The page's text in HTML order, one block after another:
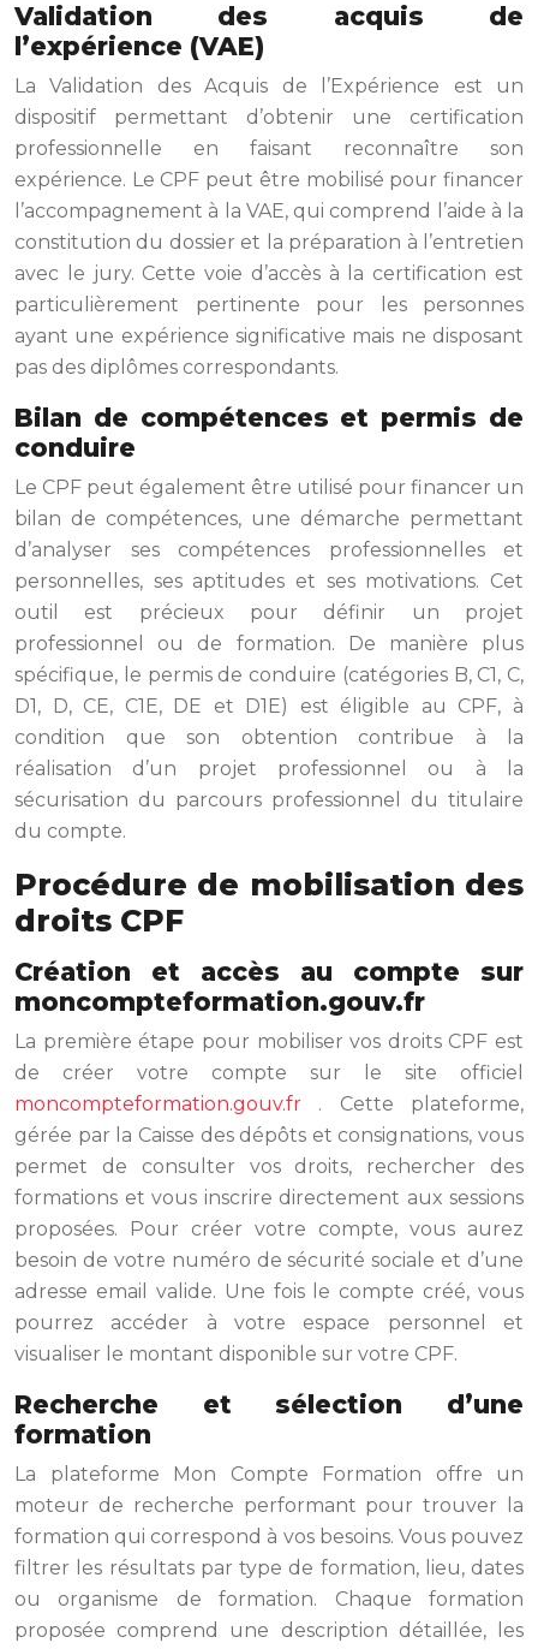
Validation des acquis de
l’expérience (VAE)
La Validation des Acquis de l’Expérience est un
dispositif permettant d’obtenir une certification
professionnelle en faisant reconnaître son
expérience. Le CPF peut être mobilisé pour financer
l’accompagnement à la VAE, qui comprend l’aide à la
constitution du dossier et la préparation à l’entretien
avec le jury. Cette voie d’accès à la certification est
particulièrement pertinente pour les personnes
ayant une expérience significative mais ne disposant
pas des diplômes correspondants.
Bilan de compétences et permis de
conduire
Le CPF peut également être utilisé pour financer un
bilan de compétences, une démarche permettant
d’analyser ses compétences professionnelles et
personnelles, ses aptitudes et ses motivations. Cet
outil est précieux pour définir un projet
professionnel ou de formation. De manière plus
spécifique, le permis de conduire (catégories B, C1, C,
D1, D, CE, C1E, DE et D1E) est éligible au CPF, à
condition que son obtention contribue à la
réalisation d’un projet professionnel ou à la
sécurisation du parcours professionnel du titulaire
du compte.
Procédure de mobilisation des
droits CPF
Création et accès au compte sur
moncompteformation.gouv.fr
La première étape pour mobiliser vos droits CPF est
de créer votre compte sur le site officiel
moncompteformation.gouv.fr . Cette plateforme,
gérée par la Caisse des dépôts et consignations, vous
permet de consulter vos droits, rechercher des
formations et vous inscrire directement aux sessions
proposées. Pour créer votre compte, vous aurez
besoin de votre numéro de sécurité sociale et d’une
adresse email valide. Une fois le compte créé, vous
pourrez accéder à votre espace personnel et
visualiser le montant disponible sur votre CPF.
Recherche et sélection d’une
formation
La plateforme Mon Compte Formation offre un
moteur de recherche performant pour trouver la
formation qui correspond à vos besoins. Vous pouvez
filtrer les résultats par type de formation, lieu, dates
ou organisme de formation. Chaque formation
proposée comprend une description détaillée, les